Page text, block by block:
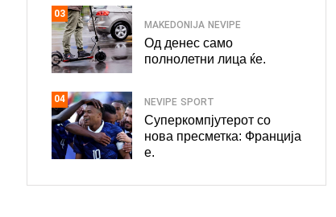
03
MAKEDONIJA NEVIPE
Од денес само
полнолетни лица ќе.
04 NEVIPE SPORT
Суперкомпјутерот со
нова пресметка: Франција
е.